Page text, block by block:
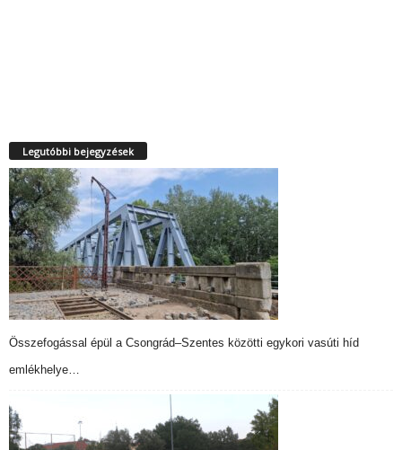
Legutóbbi bejegyzések
Összefogással épül a Csongrád–Szentes közötti egykori vasúti híd
emlékhelye…